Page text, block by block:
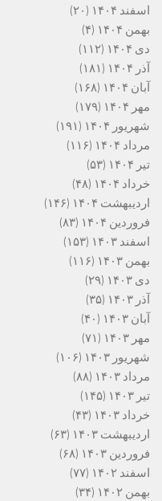
اسفند ۱۴۰۴
(۲۰)
بهمن ۱۴۰۴
(۴)
دی ۱۴۰۴
(۱۱۲)
آذر ۱۴۰۴
(۱۸۱)
آبان ۱۴۰۴
(۱۶۸)
مهر ۱۴۰۴
(۱۷۹)
شهریور ۱۴۰۴
(۱۹۱)
مرداد ۱۴۰۴
(۱۱۶)
تیر ۱۴۰۴
(۵۳)
خرداد ۱۴۰۴
(۴۸)
اردیبهشت ۱۴۰۴
(۱۴۶)
فروردین ۱۴۰۴
(۸۳)
اسفند ۱۴۰۳
(۱۵۳)
بهمن ۱۴۰۳
(۱۱۶)
دی ۱۴۰۳
(۲۹)
آذر ۱۴۰۳
(۳۵)
آبان ۱۴۰۳
(۴۰)
مهر ۱۴۰۳
(۷۱)
شهریور ۱۴۰۳
(۱۰۶)
مرداد ۱۴۰۳
(۸۸)
تیر ۱۴۰۳
(۱۴۵)
خرداد ۱۴۰۳
(۴۳)
اردیبهشت ۱۴۰۳
(۶۳)
فروردین ۱۴۰۳
(۶۸)
اسفند ۱۴۰۲
(۷۷)
بهمن ۱۴۰۲
(۳۴)